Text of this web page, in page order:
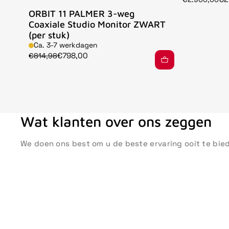
ORBIT 11 PALMER 3-weg
Coaxiale Studio Monitor ZWART
(per stuk)
Ca. 3-7 werkdagen
€814,98€798,00
Wat klanten over ons zeggen
We doen ons best om u de beste ervaring ooit te